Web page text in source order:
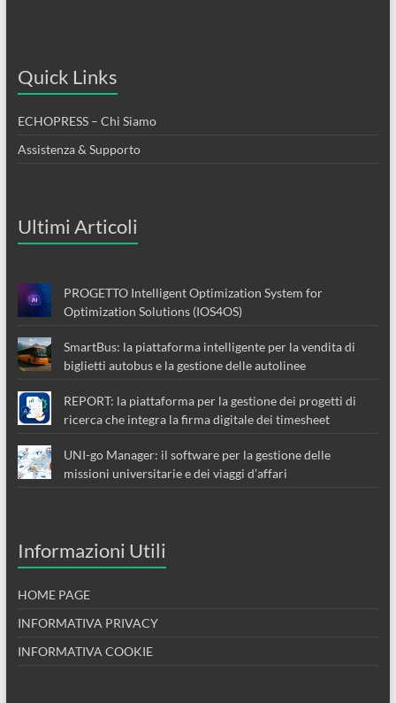
Quick Links
ECHOPRESS – Chi Siamo
Assistenza & Supporto
Ultimi Articoli
PROGETTO Intelligent Optimization System for
Optimization Solutions (IOS4OS)
SmartBus: la piattaforma intelligente per la vendita di
biglietti autobus e la gestione delle autolinee
REPORT: la piattaforma per la gestione dei progetti di
ricerca che integra la firma digitale dei timesheet
UNI-go Manager: il software per la gestione delle
missioni universitarie e dei viaggi d’affari
Informazioni Utili
HOME PAGE
INFORMATIVA PRIVACY
INFORMATIVA COOKIE